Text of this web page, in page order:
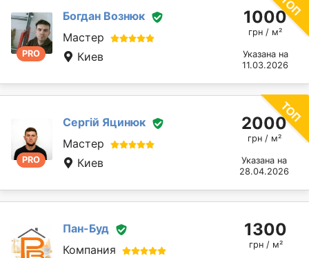
PRO
Богдан Вознюк
Мастер
Киев
1000
грн / м²
Указана на
11.03.2026
PRO
Сергій Яцинюк
Мастер
Киев
2000
грн / м²
Указана на
28.04.2026
Пан-Буд
Компания
1300
грн / м²